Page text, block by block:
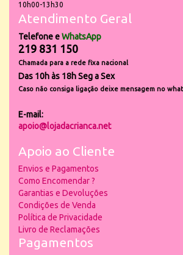
10h00-13h30
Atendimento Geral
Telefone eWhatsApp
219 831 150
Chamada para a rede fixa nacional
Das 10h às 18h Seg a Sex
Caso não consiga ligação deixe mensagem no
E-mail:
apoio@lojadacrianca.net
Apoio ao Cliente
Envios e Pagamentos
Como Encomendar ?
Garantias e Devoluções
Condições de Venda
Política de Privacidade
Livro de Reclamações
Pagamentos